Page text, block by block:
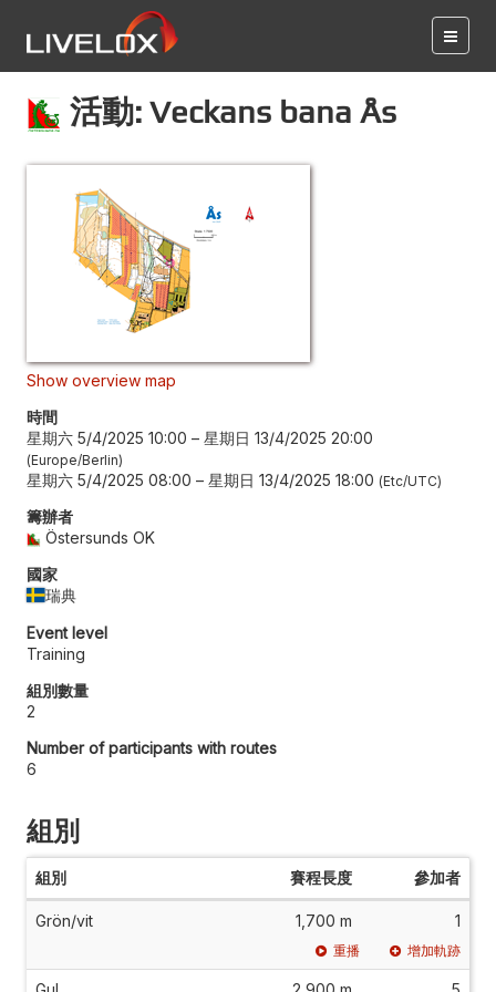
活動: Veckans bana Ås
Show overview map
時間
星期六 5/4/2025 10:00 – 星期日 13/4/2025 20:00
Europe/Berlin
星期六 5/4/2025 08:00 – 星期日 13/4/2025 18:00 Etc/UTC
籌辦者
Östersunds OK
國家
瑞典
Event level
Training
組別數量
2
Number of participants with routes
6
組別
組別 賽程長度 參加者
Grön/vit 1,700 m 1
重播 增加軌跡